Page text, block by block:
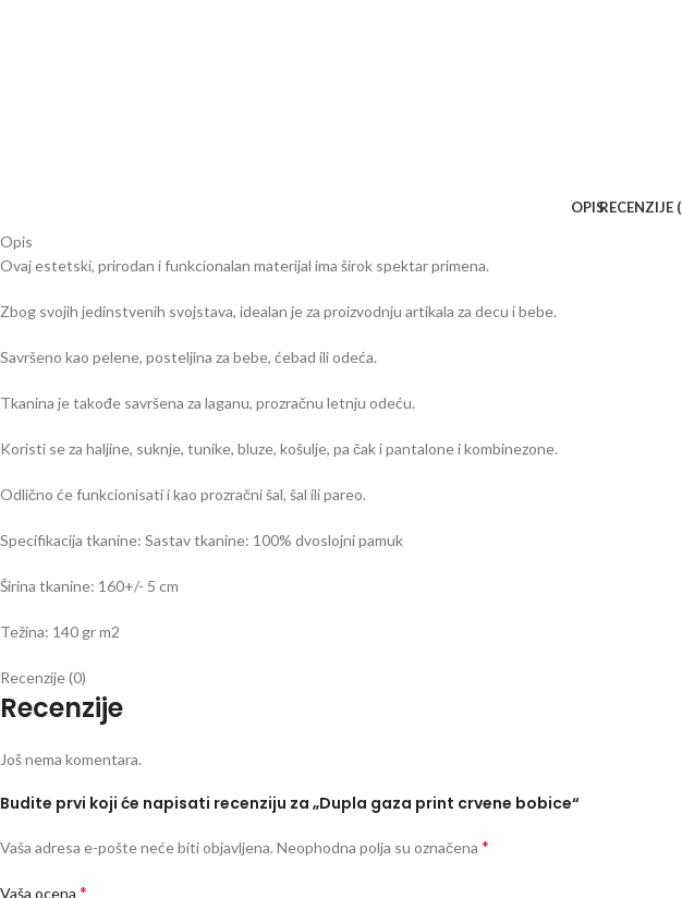
OPISRECENZIJE
Opis
Ovaj estetski, prirodan i funkcionalan materijal ima širok spektar primena.
Zbog svojih jedinstvenih svojstava, idealan je za proizvodnju artikala za decu i bebe.
Savršeno kao pelene, posteljina za bebe, ćebad ili odeća.
Tkanina je takođe savršena za laganu, prozračnu letnju odeću.
Koristi se za haljine, suknje, tunike, bluze, košulje, pa čak i pantalone i kombinezone.
Odlično će funkcionisati i kao prozračni šal, šal ili pareo.
Specifikacija tkanine: Sastav tkanine: 100% dvoslojni pamuk
Širina tkanine: 160+/- 5 cm
Težina: 140 gr m2
Recenzije (0)
Recenzije
Još nema komentara.
Budite prvi koji će napisati recenziju za „Dupla gaza print crvene bobice“
Vaša adresa e-pošte neće biti objavljena. Neophodna polja su označena *
Vaša ocena *